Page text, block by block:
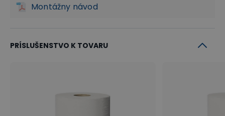
Montážny návod
PRÍSLUŠENSTVO K TOVARU